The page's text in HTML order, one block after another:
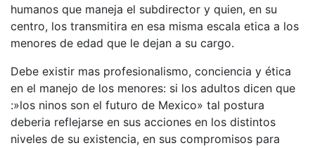
humanos que maneja el subdirector y quien, en su
centro, los transmitira en esa misma escala etica a los
menores de edad que le dejan a su cargo.
Debe existir mas profesionalismo, conciencia y ética
en el manejo de los menores: si los adultos dicen que
:»los ninos son el futuro de Mexico» tal postura
deberia reflejarse en sus acciones en los distintos
niveles de su existencia, en sus compromisos para